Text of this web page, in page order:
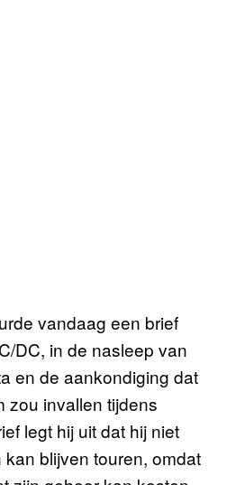
vandaag een brief
DC, in de nasleep van
en de aankondiging dat
zou invallen tijdens
legt hij uit dat hij niet
blijven touren, omdat